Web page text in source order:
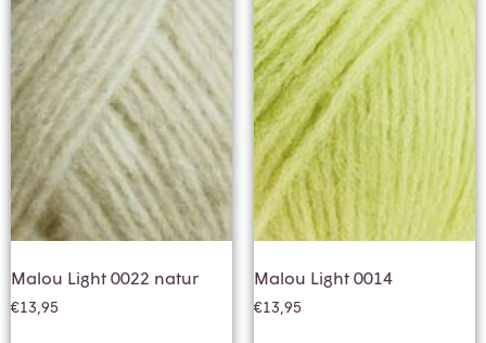
Malou Light 0022 natur
€13,95
Malou Light 0014
€13,95